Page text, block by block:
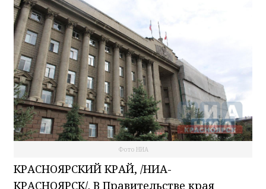
Фото НИА
КРАСНОЯРСКИЙ КРАЙ, /НИА-
КРАСНОЯРСК/. В Правительстве края